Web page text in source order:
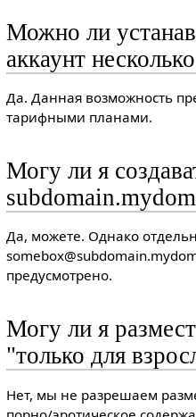
Можно ли
аккаунт
Да. Данная возможность
тарифными планами.
Могу ли я
Да, можете. Однако
предусмотрено.
Могу ли я
"только для
Нет, мы не разрешаем